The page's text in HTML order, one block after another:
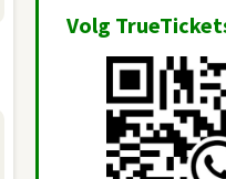
Volg